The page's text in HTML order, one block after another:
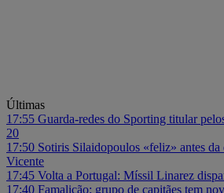
Últimas
17:55 Guarda-redes do Sporting titular
20
17:50 Sotiris Silaidopoulos «feliz» antes da
Vicente
17:45 Volta a Portugal: Míssil Linarez
17:40 Famalicão: grupo de capitães tem